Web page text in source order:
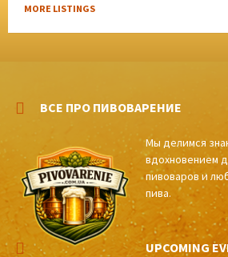
MORE LISTINGS
ВСЕ ПРО ПИВОВАРЕНИЕ
Мы делимся
вдохновением
пивоваров и
пива.
UPCOMING